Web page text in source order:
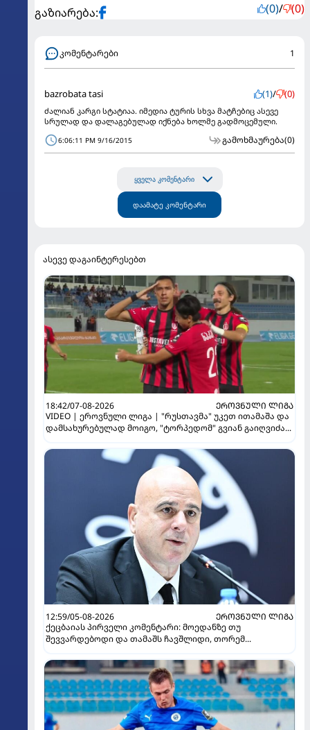
გაზიარება: (0)/ (0)
კომენტარები 1
bazrobata tasi (1)/ (0)
ძალიან კარგი სტატიაა. იმედია ტურის სხვა მატჩებიც ასევე
სრულად და დალაგებულად იქნება ხოლმე გადმოცემული.
6:06:11 PM 9/16/2015 გამოხმაურება(0)
ყველა კომენტარი
დაამატე კომენტარი
ასევე დაგაინტერესებთ
18:42/07-08-2026
ᲔᲠᲝᲕᲜᲣᲚᲘ ᲚᲘᲒᲐ
VIDEO | ეროვნული ლიგა | "რუსთავმა" უკეთ ითამაშა და
დამსახურებულად მოიგო, "ტორპედომ" გვიან გაიღვიძა...
12:59/05-08-2026
ᲔᲠᲝᲕᲜᲣᲚᲘ ᲚᲘᲒᲐ
ქეცბაიას პირველი კომენტარი: მოედანზე თუ
შევვარდებოდი და თამაშს ჩავშლიდი, თორემ...